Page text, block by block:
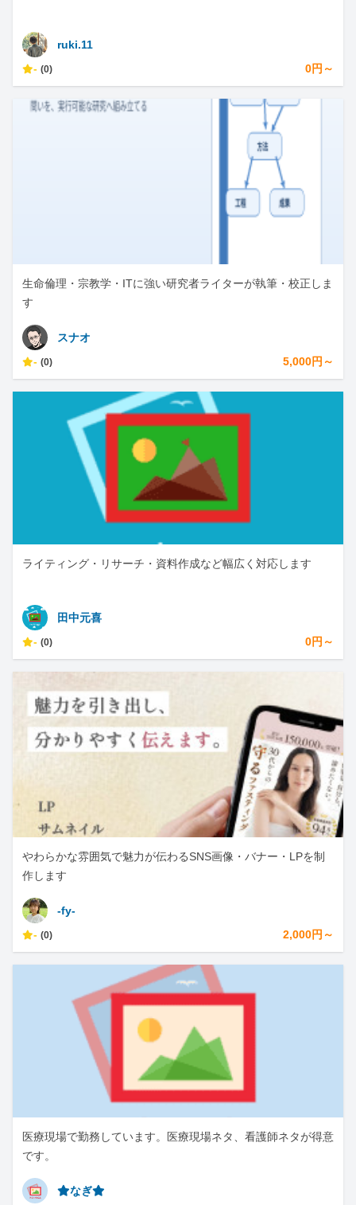
ruki.11
- (0) 0円～
生命倫理・宗教学・ITに強い研究者ライターが執筆・校正しま
す
スナオ
- (0) 5,000円～
ライティング・リサーチ・資料作成など幅広く対応します
田中元喜
- (0) 0円～
やわらかな雰囲気で魅力が伝わるSNS画像・バナー・LPを制
作します
-fy-
- (0) 2,000円～
医療現場で勤務しています。医療現場ネタ、看護師ネタが得意
です。
⭐︎なぎ⭐︎